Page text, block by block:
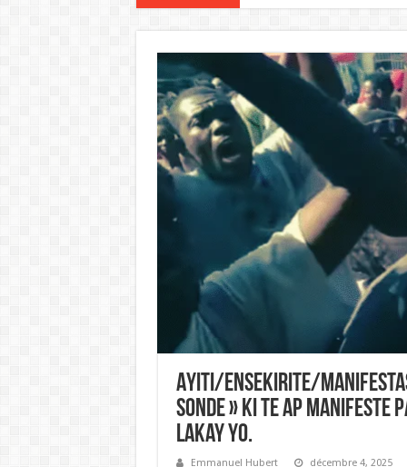
Ayiti/Ensekirite/
sonde » ki te ap manifeste
lakay yo.
Emmanuel Hubert décembre 4, 2025